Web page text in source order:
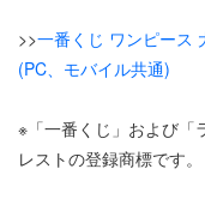
>>一番くじ ワンピース
(PC、モバイル共通)
※「一番くじ」および「
レストの登録商標です。